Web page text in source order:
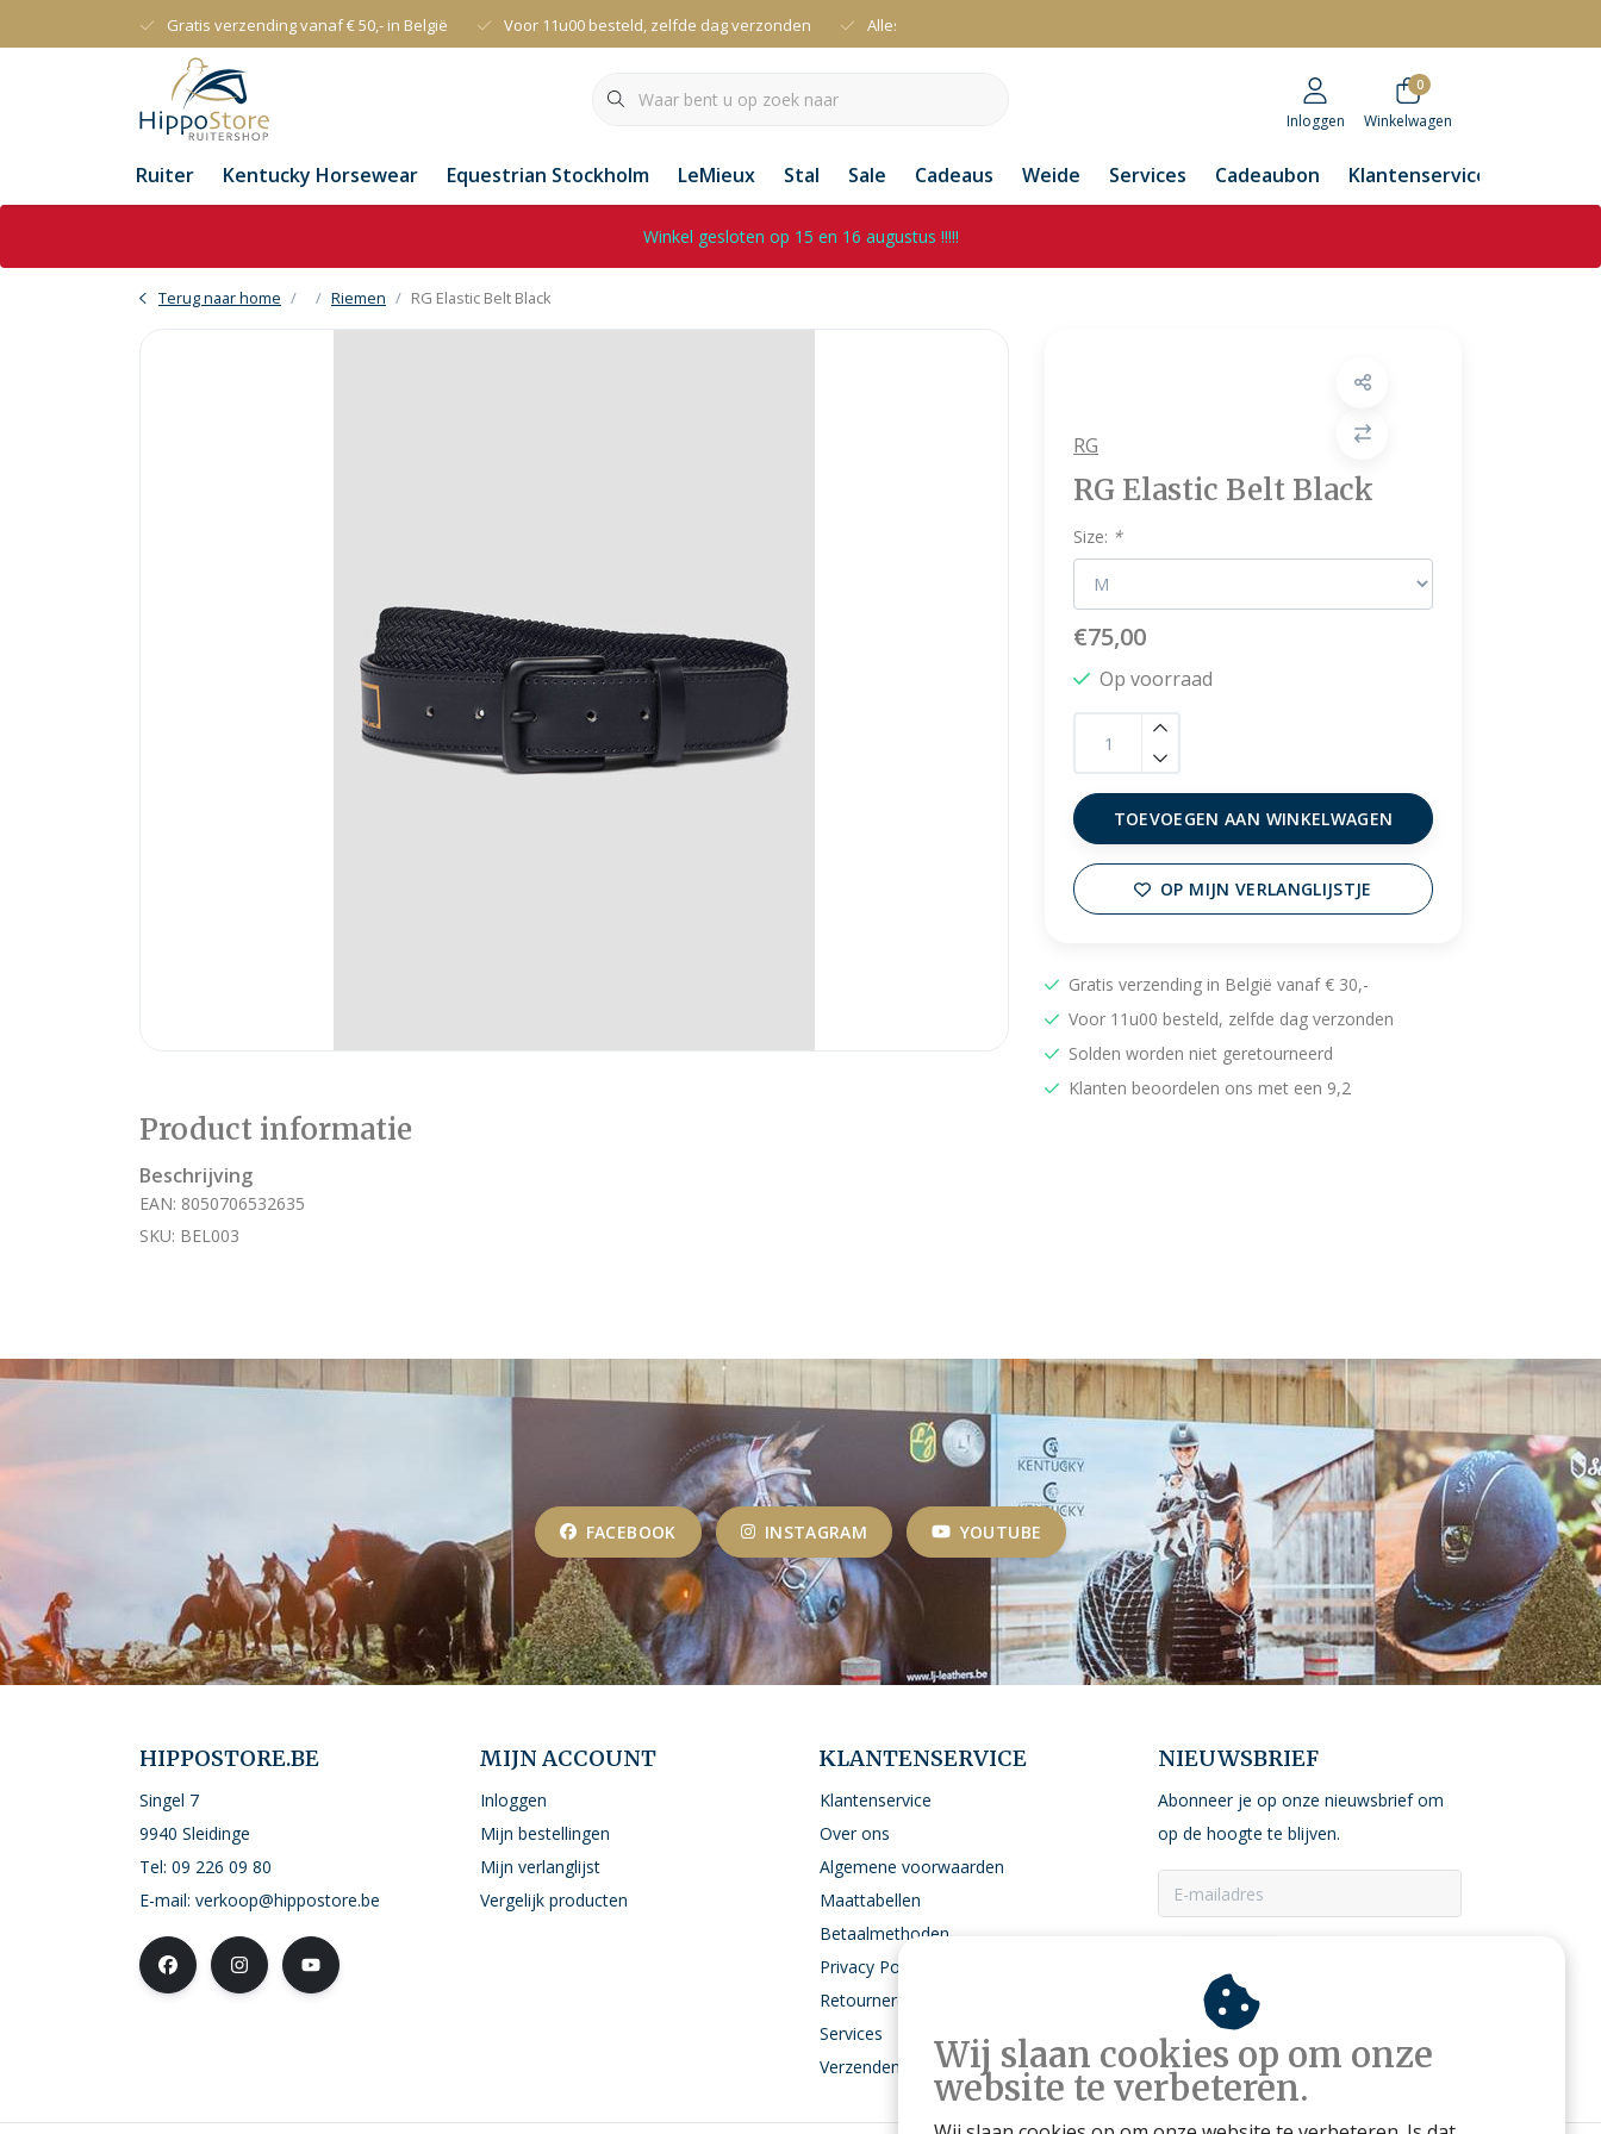
Gratis verzending vanaf € 50,- in België Voor 11u00 besteld, zelfde dag verzonden Alles uit voorraad leverbaar
Inloggen
0
Winkelwagen
Ruiter Kentucky Horsewear Equestrian Stockholm LeMieux Stal Sale Cadeaus Weide Services Cadeaubon Klantenservice
Winkel gesloten op 15 en 16 augustus !!!!!
Terug naar home Riemen RG Elastic Belt Black
RG
RG Elastic Belt Black
Size: *
€75,00
Op voorraad
TOEVOEGEN AAN WINKELWAGEN
OP MIJN VERLANGLIJSTJE
Gratis verzending in België vanaf € 30,-
Voor 11u00 besteld, zelfde dag verzonden
Solden worden niet geretourneerd
Klanten beoordelen ons met een 9,2
Product informatie
Beschrijving
EAN: 8050706532635
SKU: BEL003
FACEBOOK INSTAGRAM YOUTUBE
HIPPOSTORE.BE
Singel 7
9940 Sleidinge
Tel: 09 226 09 80
E-mail: verkoop@hippostore.be
MIJN ACCOUNT
Inloggen
Mijn bestellingen
Mijn verlanglijst
Vergelijk producten
KLANTENSERVICE
Klantenservice
Over ons
Algemene voorwaarden
Maattabellen
Betaalmethoden
Privacy Policy
Retourneren
Services
Verzenden
NIEUWSBRIEF
Abonneer je op onze nieuwsbrief om
op de hoogte te blijven.
Wij slaan cookies op om onze
website te verbeteren.